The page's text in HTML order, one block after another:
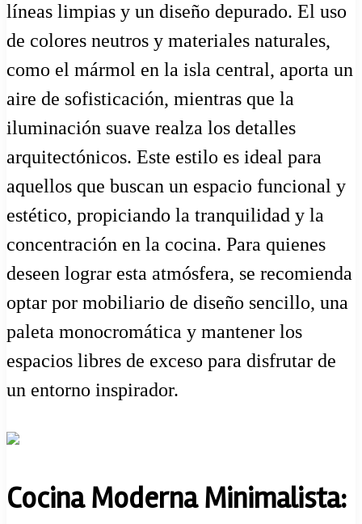
líneas limpias y un diseño depurado. El uso
de colores neutros y materiales naturales,
como el mármol en la isla central, aporta un
aire de sofisticación, mientras que la
iluminación suave realza los detalles
arquitectónicos. Este estilo es ideal para
aquellos que buscan un espacio funcional y
estético, propiciando la tranquilidad y la
concentración en la cocina. Para quienes
deseen lograr esta atmósfera, se recomienda
optar por mobiliario de diseño sencillo, una
paleta monocromática y mantener los
espacios libres de exceso para disfrutar de
un entorno inspirador.
Cocina Moderna Minimalista: